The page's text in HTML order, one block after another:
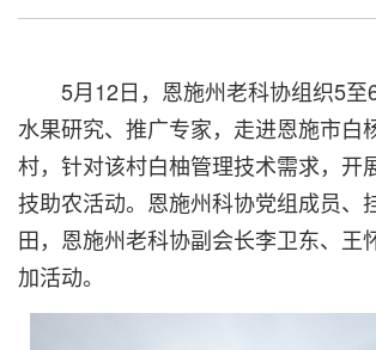
5月12日，恩施州老科协组织5至
水果研究、推广专家，走进恩施市白
村，针对该村白柚管理技术需求，开
技助农活动。恩施州科协党组成员、
田，恩施州老科协副会长李卫东、王
加活动。